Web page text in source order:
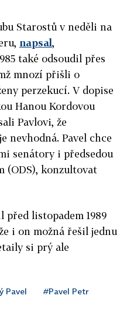
Starostů v neděli na
napsal,
také odsoudil přes
mnozí přišli o
perzekucí. V dopise
Hanou Kordovou
Pavlovi, že
nevhodná. Pavel chce
senátory i předsedou
(ODS), konzultovat
před listopadem 1989
i on možná řešil jednu
si prý ale
Pavel #Pavel Petr